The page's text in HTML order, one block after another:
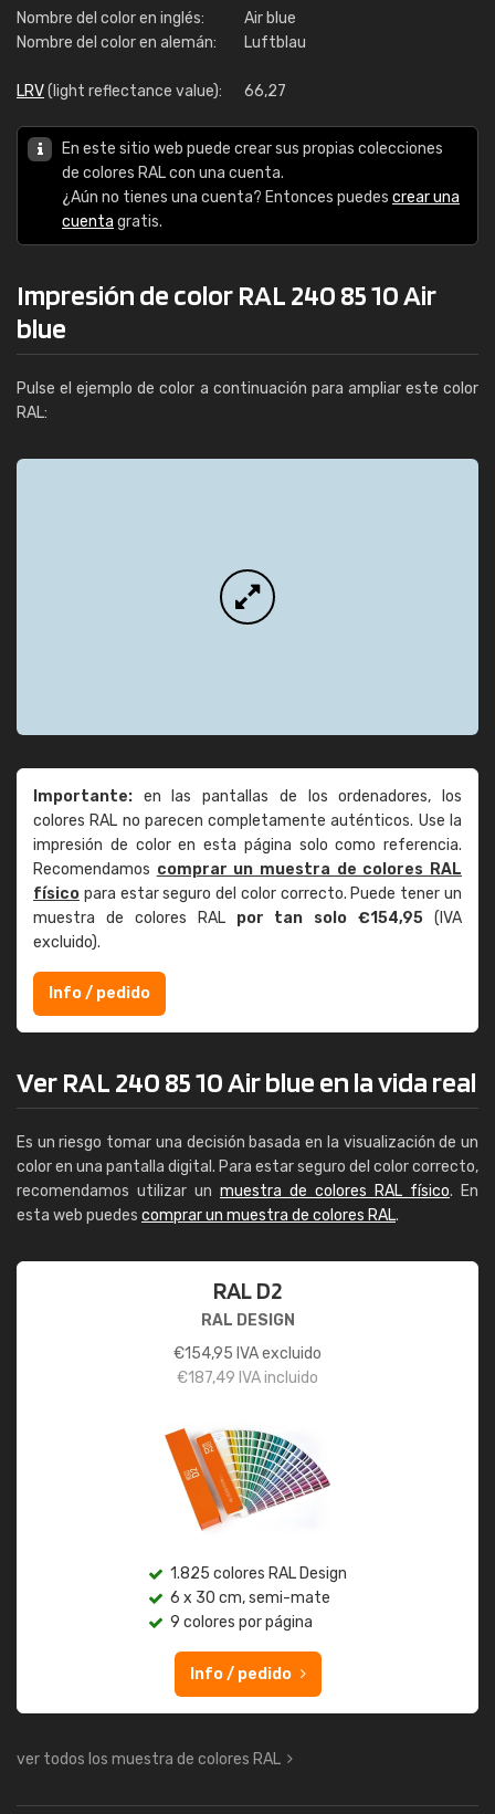
Nombre del color en inglés:
Air blue
Nombre del color en alemán:
Luftblau
LRV(light reflectance value): 66,27
En este sitio web puede crear sus propias colecciones
de colores RAL con una cuenta.
¿Aún no tienes una cuenta? Entonces puedes crear una
cuenta gratis.
Impresión de color RAL 240 85 10 Air
blue
Pulse el ejemplo de color a continuación para ampliar este color
RAL:
Importante: en las pantallas de los ordenadores, los
colores RAL no parecen completamente auténticos. Use la
impresión de color en esta página solo como referencia.
Recomendamos comprar un muestra de colores RAL
físico para estar seguro del color correcto. Puede tener un
muestra de colores RAL por tan solo €154,95 (IVA
excluido).
Info / pedido
Ver RAL 240 85 10 Air blue en la vida real
Es un riesgo tomar una decisión basada en la visualización de un
color en una pantalla digital. Para estar seguro del color correcto,
recomendamos utilizar un muestra de colores RAL físico. En
esta web puedes comprar un muestra de colores RAL.
RAL D2
RAL DESIGN
€154,95 IVA excluido
€187,49 IVA incluido
1.825 colores RAL Design
6 x 30 cm, semi-mate
9 colores por página
Info / pedido
ver todos los muestra de colores RAL